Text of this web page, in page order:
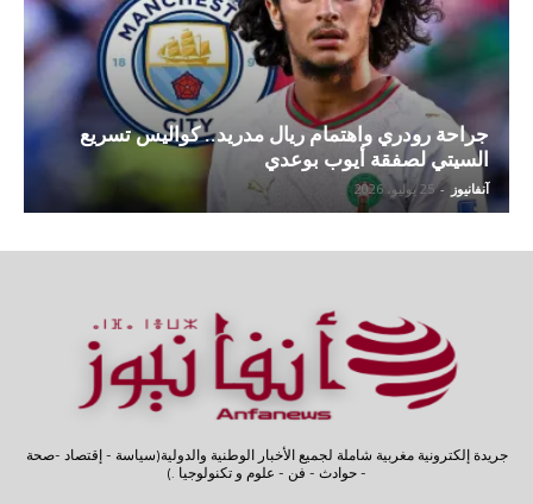
جراحة رودري واهتمام ريال مدريد.. كواليس تسريع
السيتي لصفقة أيوب بوعدي
آنفانيوز - 25 يوليو، 2026
جريدة إلكترونية مغربية شاملة لجميع الأخبار الوطنية والدولية(سياسة - إقتصاد -صحة
- حوادث - فن - علوم و تكنولوجيا .)